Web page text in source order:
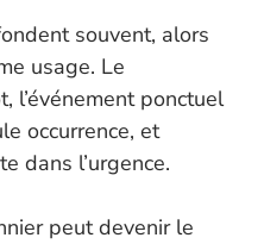
souvent, alors
usage. Le
l’événement ponctuel
occurrence, et
dans l’urgence.
peut devenir le